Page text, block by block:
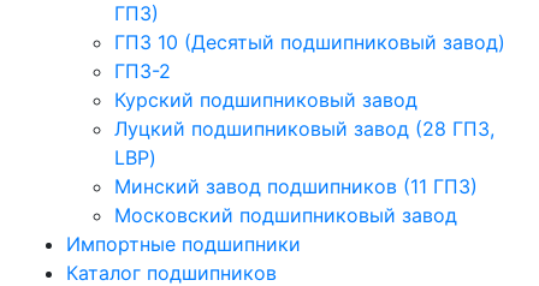
ГПЗ)
ГПЗ 10 (Десятый подшипниковый завод)
ГПЗ-2
Курский подшипниковый завод
Луцкий подшипниковый завод (28 ГПЗ,
LBP)
Минский завод подшипников (11 ГПЗ)
Московский подшипниковый завод
Импортные подшипники
Каталог подшипников